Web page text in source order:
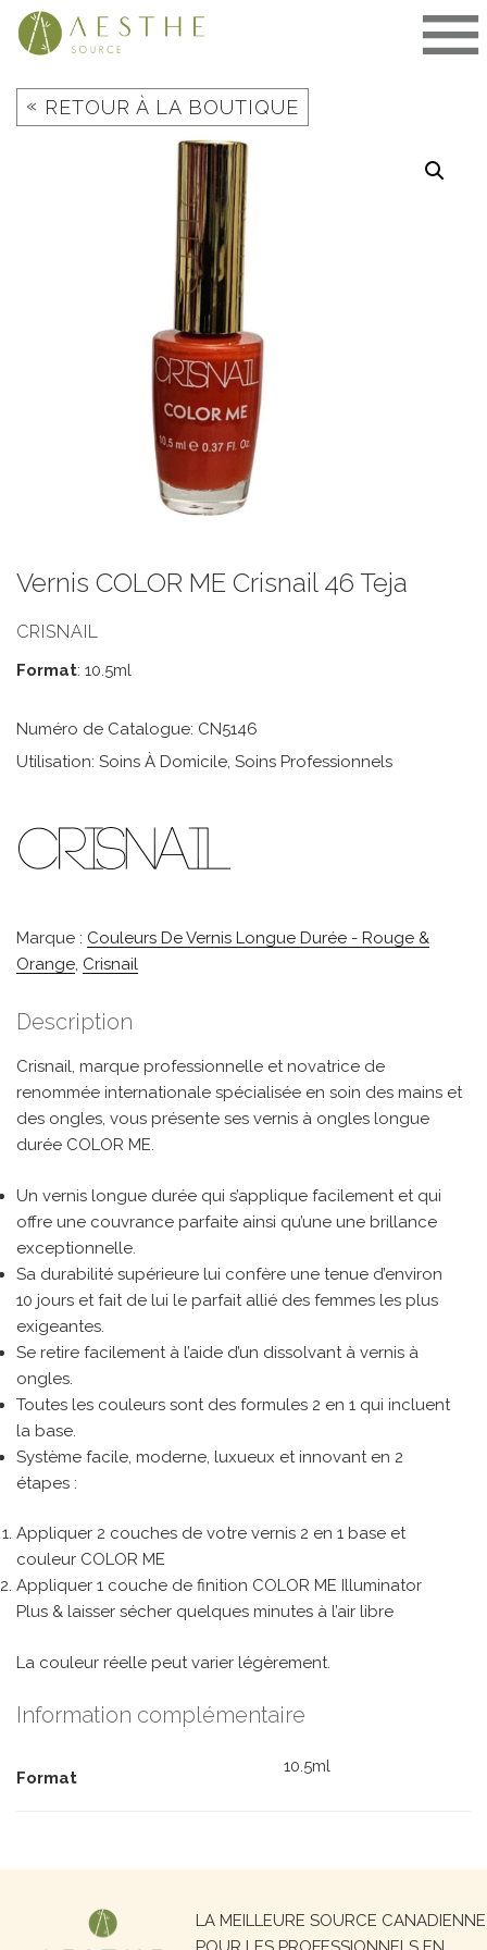
Aller
« RETOUR À LA BOUTIQUE
Vernis COLOR ME Crisnail 46 Teja
CRISNAIL
Format: 10.5ml
Numéro de Catalogue: CN5146
Utilisation: Soins À Domicile, Soins Professionnels
Marque : Couleurs De Vernis Longue Durée - Rouge &
Orange, Crisnail
Description
Crisnail, marque professionnelle et novatrice de
renommée internationale spécialisée en soin des mains et
des ongles, vous présente ses vernis à ongles longue
durée COLOR ME.
Un vernis longue durée qui s’applique facilement et qui
offre une couvrance parfaite ainsi qu’une une brillance
exceptionnelle.
Sa durabilité supérieure lui confère une tenue d’environ
10 jours et fait de lui le parfait allié des femmes les plus
exigeantes.
Se retire facilement à l’aide d’un dissolvant à vernis à
ongles.
Toutes les couleurs sont des formules 2 en 1 qui incluent
la base.
Système facile, moderne, luxueux et innovant en 2
étapes :
Appliquer 2 couches de votre vernis 2 en 1 base et
couleur COLOR ME
Appliquer 1 couche de finition COLOR ME Illuminator
Plus & laisser sécher quelques minutes à l’air libre
La couleur réelle peut varier légèrement.
Information complémentaire
Format
10.5ml
LA MEILLEURE SOURCE CANADIENNE
Recherche
pour :